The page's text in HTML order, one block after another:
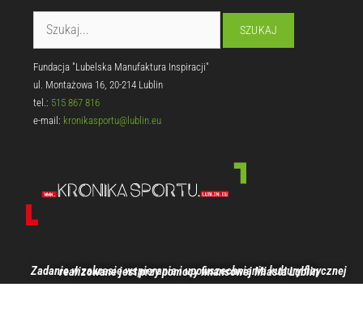
Fundacja "Lubelska Manufaktura Inspiracji"
ul. Montażowa 16, 20-214 Lublin
tel.: 515 867 816
e-mail: kronikasportu@lublin.eu
Zadanie w zakresie wspierania i upowszechniania kultury fizycznej realizowane jest przy pomocy finansowej Miasta Lublin